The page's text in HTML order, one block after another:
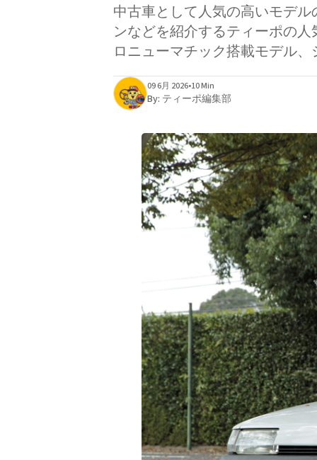
中古車として人気の高いモデ
ンなどを紹介するティーポの
ロニューマチック搭載モデル
09 6月 2026•10 Min
By: ティーポ編集部